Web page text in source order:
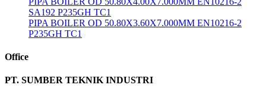
SA192 P235GH TC1
PIPA BOILER OD 50.80X3.60X7.000MM EN10216-2
P235GH TC1
Office
PT. SUMBER TEKNIK INDUSTRI